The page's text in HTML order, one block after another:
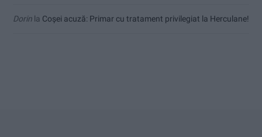
Dorin la Coșei acuză: Primar cu tratament privilegiat la Herculane!